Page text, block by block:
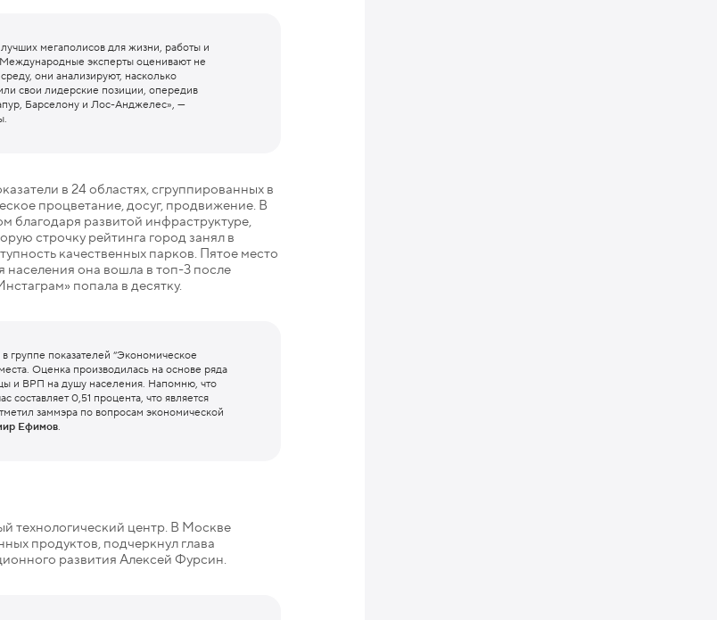
мегаполисов для жизни, работы и
эксперты оценивают не
они анализируют, насколько
свои лидерские позиции, опередив
Барселону и Лос-Анджелес», —
в 24 областях, сгруппированных в
процветание, досуг, продвижение. В
благодаря развитой инфраструктуре,
строчку рейтинга город занял в
качественных парков. Пятое место
населения она вошла в топ-3 после
попала в десятку.
группе показателей “Экономическое
Оценка производилась на основе ряда
и ВРП на душу населения. Напомню, что
составляет 0,51 процента, что является
заммэра по вопросам экономической
Ефимов.
технологический центр. В Москве
продуктов, подчеркнул глава
развития Алексей Фурсин.